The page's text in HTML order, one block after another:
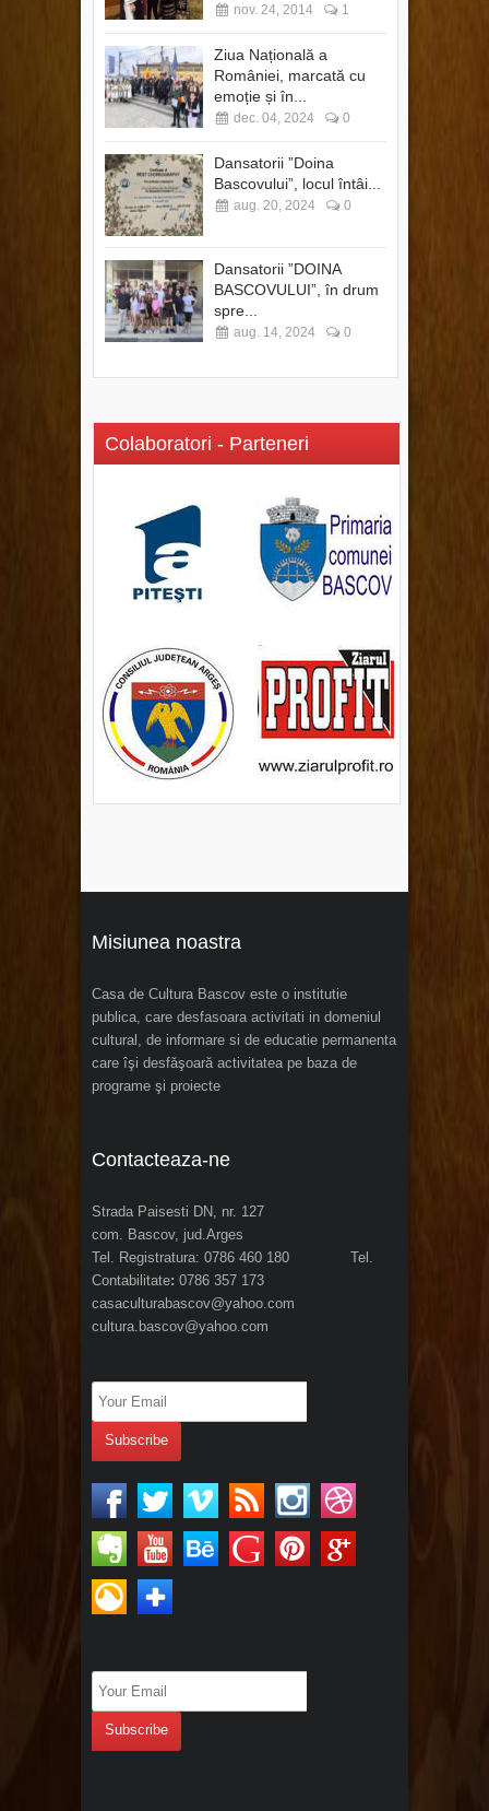
nov. 24, 2014 1
Ziua Națională a
României, marcată cu
emoție și în...
dec. 04, 2024 0
Dansatorii ”Doina
Bascovului”, locul întâi...
aug. 20, 2024 0
Dansatorii ”DOINA
BASCOVULUI”, în drum
spre...
aug. 14, 2024 0
Colaboratori - Parteneri
Misiunea noastra
Casa de Cultura Bascov este o institutie
publica, care desfasoara activitati in domeniul
cultural, de informare si de educatie permanenta
care îşi desfăşoară activitatea pe baza de
programe şi proiecte
Contacteaza-ne
Strada Paisesti DN, nr. 127
com. Bascov, jud.Arges
Tel. Registratura: 0786 460 180 Tel.
Contabilitate: 0786 357 173
casaculturabascov@yahoo.com
cultura.bascov@yahoo.com